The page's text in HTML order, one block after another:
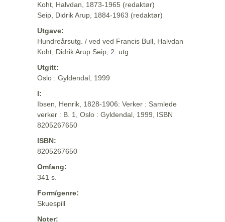
Koht, Halvdan, 1873-1965 (redaktør)
Seip, Didrik Arup, 1884-1963 (redaktør)
Utgave:
Hundreårsutg. / ved ved Francis Bull, Halvdan
Koht, Didrik Arup Seip, 2. utg.
Utgitt:
Oslo : Gyldendal, 1999
I:
Ibsen, Henrik, 1828-1906: Verker : Samlede
verker : B. 1, Oslo : Gyldendal, 1999, ISBN
8205267650
ISBN:
8205267650
Omfang:
341 s.
Form/genre:
Skuespill
Noter: